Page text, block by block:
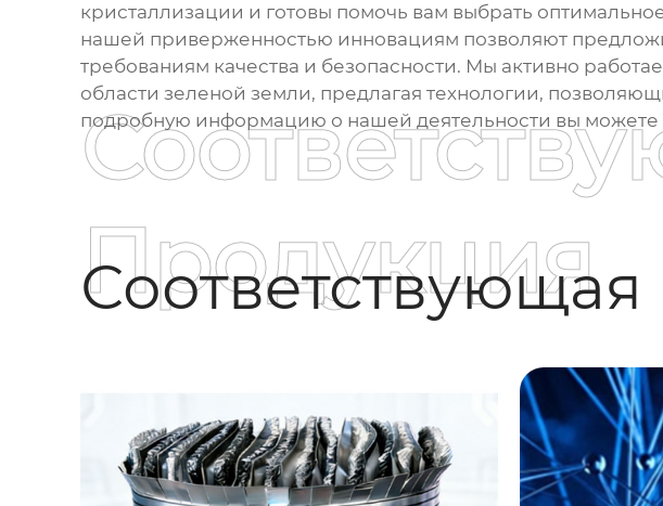
кристаллизации и готовы помочь вам выбрать
нашей приверженностью инновациям позволяют
требованиям качества и безопасности. Мы активно
области зеленой земли, предлагая технологии,
подробную информацию о нашей деятельности вы можете
Соответствующая
Продукция